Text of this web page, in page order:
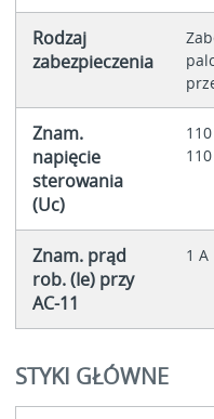
Rodzaj
zabezpieczenia
Znam.
napięcie
sterowania
(Uc)
Znam. prąd
rob. (Ie) przy
AC-11
1 A
STYKI GŁÓWNE